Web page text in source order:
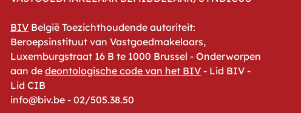
BIV België Toezichthoudende autoriteit:
Beroepsinstituut van Vastgoedmakelaars,
Luxemburgstraat 16 B te 1000 Brussel - Onderworpen
aan de deontologische code van het BIV - Lid BIV -
Lid CIB
info@biv.be - 02/505.38.50